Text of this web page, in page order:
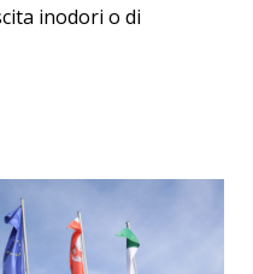
inodori o di